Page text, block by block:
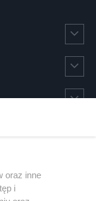
oraz inne
i